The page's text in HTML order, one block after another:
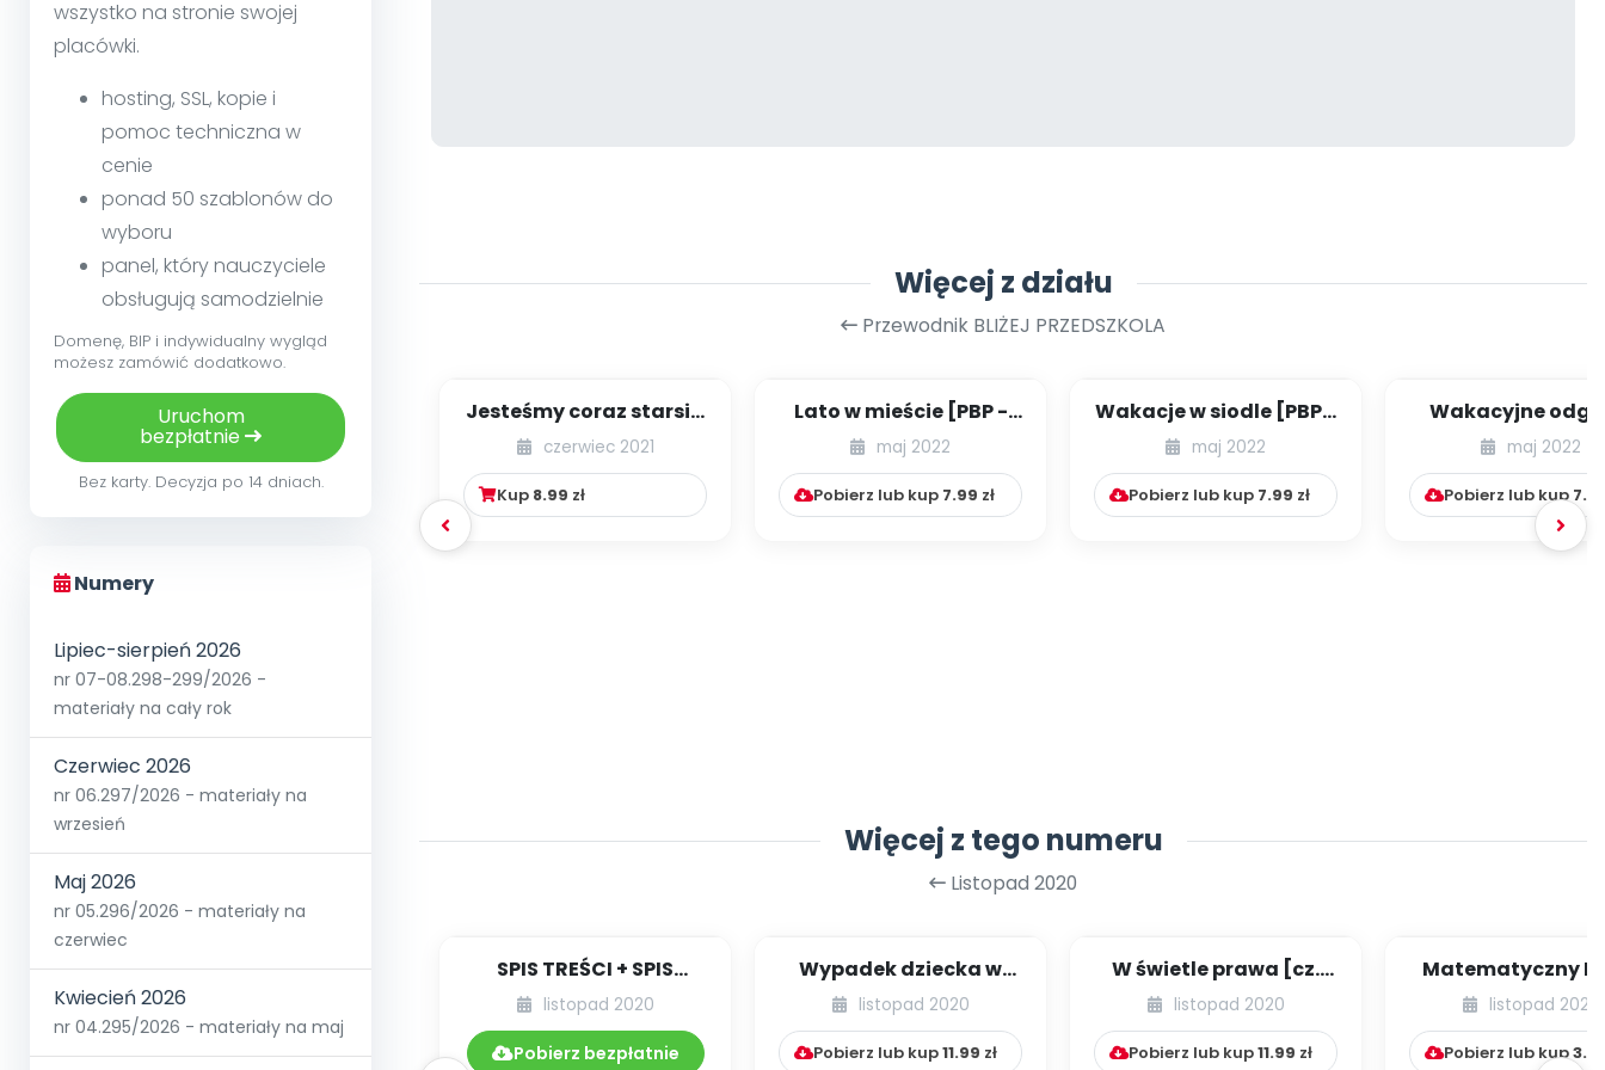
wszystko na stronie swojej
placówki.
hosting, SSL, kopie i
pomoc techniczna w
cenie
ponad 50 szablonów do
wyboru
panel, który nauczyciele
obsługują samodzielnie
Domenę, BIP i indywidualny wygląd
możesz zamówić dodatkowo.
Uruchom
bezpłatnie
Bez karty. Decyzja po 14 dniach.
Numery
Lipiec-sierpień 2026
nr 07-08.298-299/2026 -
materiały na cały rok
Czerwiec 2026
nr 06.297/2026 - materiały na
wrzesień
Maj 2026
nr 05.296/2026 - materiały na
czerwiec
Kwiecień 2026
nr 04.295/2026 - materiały na maj
Więcej z działu
Przewodnik BLIŻEJ PRZEDSZKOLA
Jesteśmy coraz starsi -
zestaw
czerwiec 2021
Kup 8.99 zł
Lato w mieście [PBP -
dzieci młodszych -
numer 1]
maj 2022
Pobierz lub kup 7.99 zł
Wakacje w siodle [PBP -
dzieci młodszych -
numer 2]
maj 2022
Pobierz lub kup 7.99 zł
Wakacyjne
[PBP - dzieci
numer 3]
maj 2022
Pobierz lub kup
Więcej z tego numeru
Listopad 2020
SPIS TREŚCI + SPIS
POMOCY
DYDAKTYCZNYCH
11.230/2020
listopad 2020
Pobierz bezpłatnie
Wypadek dziecka w
przedszkolu –
procedury, działania,
d...
listopad 2020
Pobierz lub kup11.99 zł
W świetle prawa [cz.
42] [kącik eksperta]
listopad 2020
Pobierz lub kup11.99 zł
Matematyczny
Pani Zuzi [cz.
listopad 2020
Pobierz lub kup